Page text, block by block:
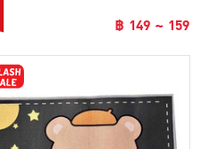
฿ 149 ~ 159